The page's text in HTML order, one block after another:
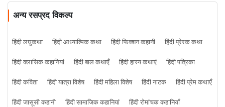
अन्य रसप्रद विकल्प
हिंदी लघुकथा हिंदी आध्यात्मिक कथा हिंदी फिक्शन कहानी
हिंदी प्रेरक कथा
हिंदी क्लासिक कहानियां
हिंदी बाल कथाएँ हिंदी हास्य कथाएं
हिंदी पत्रिका
हिंदी कविता
हिंदी यात्रा विशेष हिंदी महिला विशेष हिंदी नाटक
हिंदी प्रेम कथाएँ
हिंदी जासूसी कहानी
हिंदी सामाजिक कहानियां हिंदी रोमांचक कहानियाँ